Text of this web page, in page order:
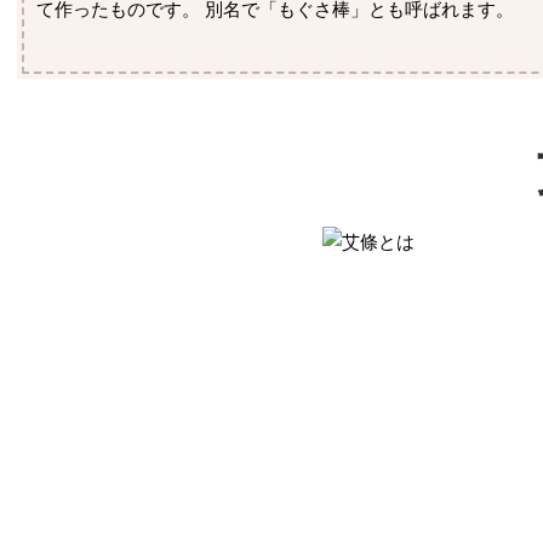
て作ったものです。 別名で「もぐさ棒」とも呼ばれます。